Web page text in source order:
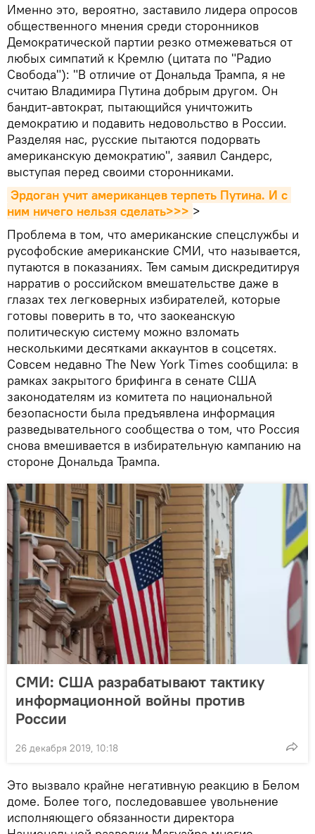
Именно это, вероятно, заставило лидера опросов
общественного мнения среди сторонников
Демократической партии резко отмежеваться от
любых симпатий к Кремлю (цитата по "Радио
Свобода"): "В отличие от Дональда Трампа, я не
считаю Владимира Путина добрым другом. Он
бандит-автократ, пытающийся уничтожить
демократию и подавить недовольство в России.
Разделяя нас, русские пытаются подорвать
американскую демократию", заявил Сандерс,
выступая перед своими сторонниками.
Эрдоган учит американцев терпеть Путина. И с
ним ничего нельзя сделать>>> >
Проблема в том, что американские спецслужбы и
русофобские американские СМИ, что называется,
путаются в показаниях. Тем самым дискредитируя
нарратив о российском вмешательстве даже в
глазах тех легковерных избирателей, которые
готовы поверить в то, что заокеанскую
политическую систему можно взломать
несколькими десятками аккаунтов в соцсетях.
Совсем недавно The New York Times сообщила: в
рамках закрытого брифинга в сенате США
законодателям из комитета по национальной
безопасности была предъявлена информация
разведывательного сообщества о том, что Россия
снова вмешивается в избирательную кампанию на
стороне Дональда Трампа.
СМИ: США разрабатывают тактику
информационной войны против
России
26 декабря 2019, 10:18
Это вызвало крайне негативную реакцию в Белом
доме. Более того, последовавшее увольнение
исполняющего обязанности директора